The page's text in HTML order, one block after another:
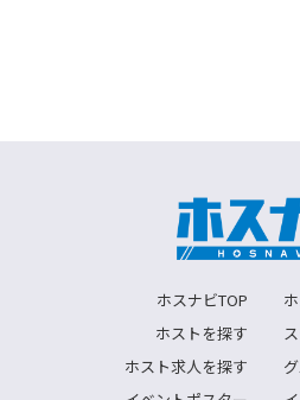
ホスナビTOP
ホストを探す
ホスト求人を探す